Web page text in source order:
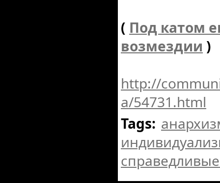
( Под катом
возмездии )
http://
a/54731.html
Tags: